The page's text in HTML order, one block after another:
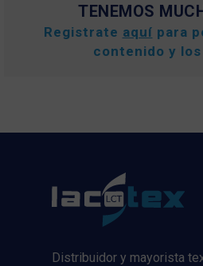
TENEMOS
Registrate aquí para
contenido y
Distribuidor y mayorista